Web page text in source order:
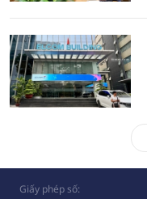
Giấy phép số: